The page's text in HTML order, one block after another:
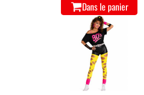
Dans le panier